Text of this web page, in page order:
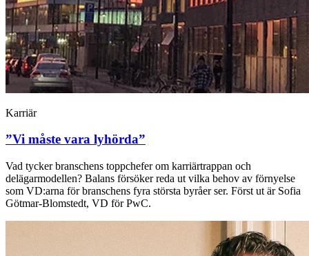
Karriär
”Vi måste vara lyhörda”
Vad tycker branschens toppchefer om karriärtrappan och
delägarmodellen? Balans försöker reda ut vilka behov av förnyelse
som VD:arna för branschens fyra största byråer ser. Först ut är Sofia
Götmar-Blomstedt, VD för PwC.